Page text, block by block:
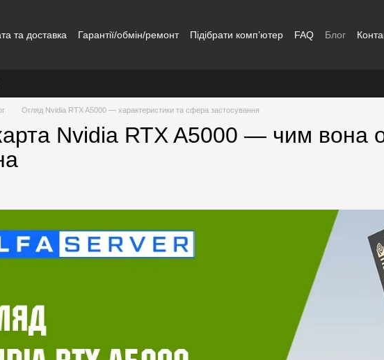
та доставка Гарантії/обмін/ремонт Підібрати комп’ютер FAQ Блог
Огляд Nvidia RTX A5000 — характеристики та сфера застосування
Nvidia RTX A5000 — чим вона